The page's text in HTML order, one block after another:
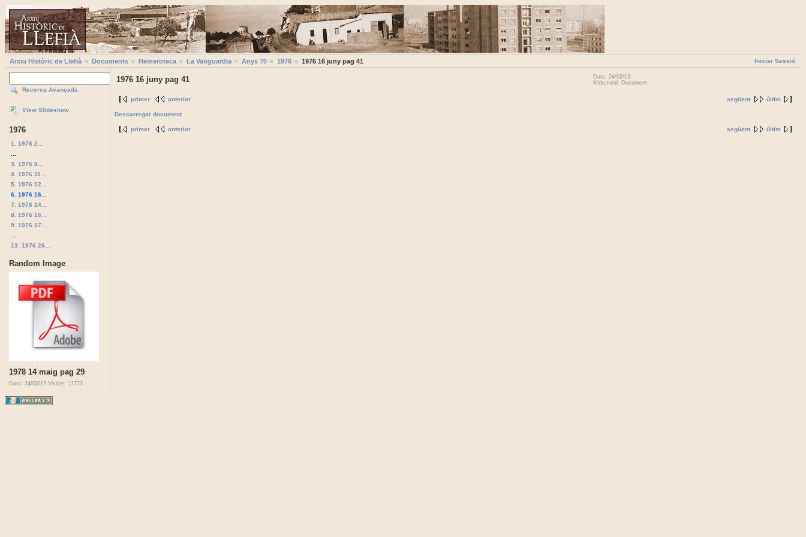
Iniciar Sessió
Arxiu Històric de Llefià Documents Hemeroteca La Vanguardia Anys 70 1976 1976 16 juny pag 41
Recerca Avançada
View Slideshow
1976
1. 1976 2...
3. 1976 8...
4. 1976 11...
5. 1976 12...
6. 1976 16...
7. 1976 14...
8. 1976 16...
9. 1976 17...
13. 1976 26...
Random Image
1978 14 maig pag 29
Data: 24/02/13 Visites: 11773
1976 16 juny pag 41
Data: 24/02/13
Mida total: Document
següent últim
primer anterior
Descarregar document
següent últim
primer anterior